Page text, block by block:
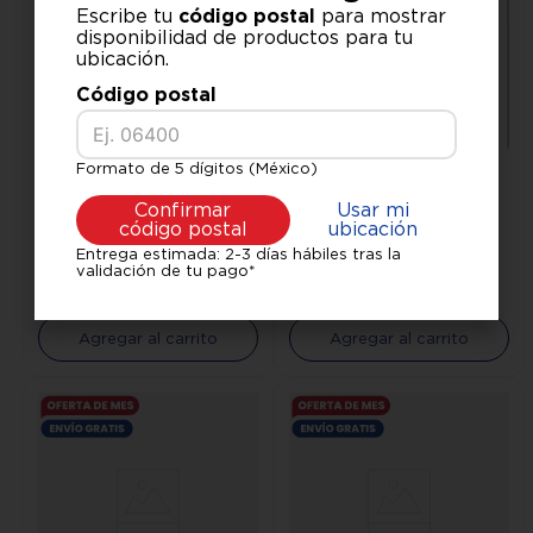
Generico
Chifonier Contemporáneo
2199 00
$3099.00
Agregar al carrito
Generico
Chocolate
3099.00
$ 4049.
Agregar al carrito
Escribe tu código postal
para mostrar
disponibilidad de productos para tu
ubicación.
Código postal
Formato de 5 dígitos (México)
Confirmar
código postal
Usar mi
ubicación
Entrega estimada: 2-3 días hábiles tras la
validación de tu pago*